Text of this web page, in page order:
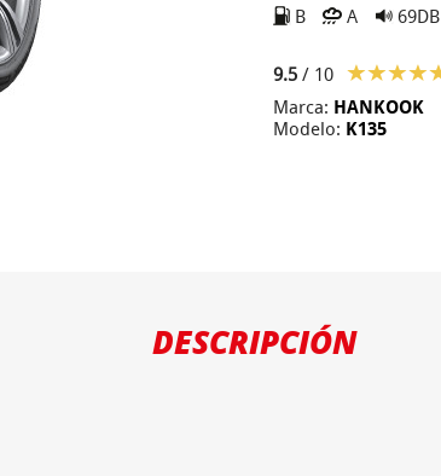
B A 69DB
9.5 / 10
Marca: HANKOOK
Modelo: K135
DESCRIPCIÓN